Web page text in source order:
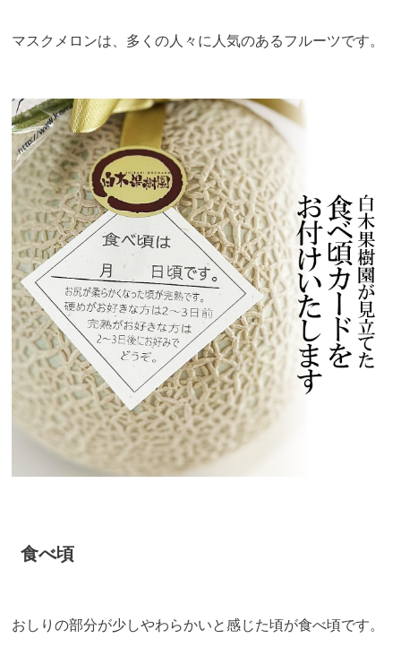
マスクメロンは、多くの人々に人気のあるフルーツです。
食べ頃
おしりの部分が少しやわらかいと感じた頃が食べ頃です。